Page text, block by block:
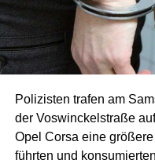
Polizisten trafen am
der Voswinckelstraße
Opel Corsa eine
führten und